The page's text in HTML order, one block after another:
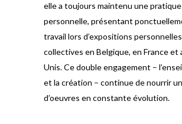
elle a toujours maintenu une
personnelle, présentant
travail lors d’expositions
collectives en Belgique, en France et
Unis. Ce double engagement –
et la création – continue de nourrir
d’oeuvres en constante évolution.